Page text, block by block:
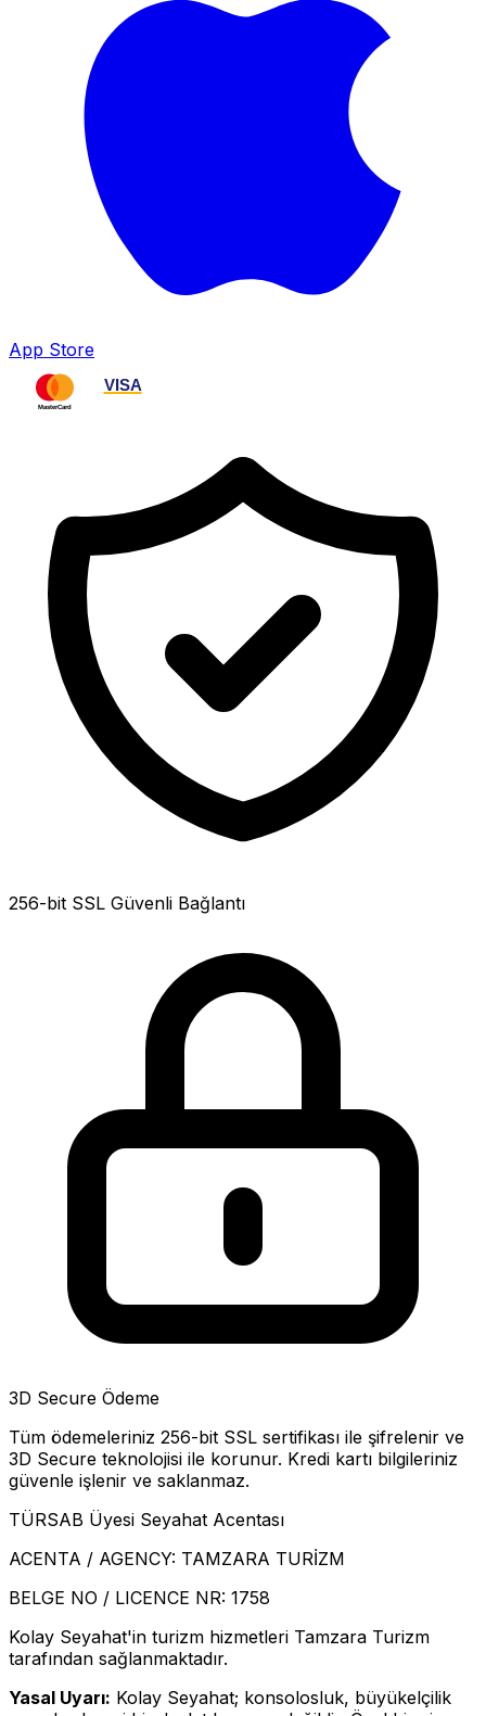
App Store
256-bit SSL Güvenli Bağlantı
3D Secure Ödeme
Tüm ödemeleriniz 256-bit SSL sertifikası ile şifrelenir ve
3D Secure teknolojisi ile korunur. Kredi kartı bilgileriniz
güvenle işlenir ve saklanmaz.
TÜRSAB Üyesi Seyahat Acentası
ACENTA / AGENCY: TAMZARA TURİZM
BELGE NO / LICENCE NR: 1758
Kolay Seyahat'in turizm hizmetleri Tamzara Turizm
tarafından sağlanmaktadır.
Yasal Uyarı: Kolay Seyahat; konsolosluk, büyükelçilik